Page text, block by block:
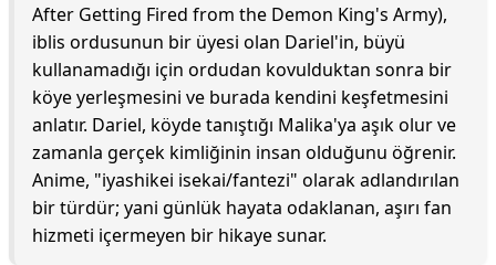
After Getting Fired from the Demon King's Army),
iblis ordusunun bir üyesi olan Dariel'in, büyü
kullanamadığı için ordudan kovulduktan sonra bir
köye yerleşmesini ve burada kendini keşfetmesini
anlatır. Dariel, köyde tanıştığı Malika'ya aşık olur ve
zamanla gerçek kimliğinin insan olduğunu öğrenir.
Anime, "iyashikei isekai/fantezi" olarak adlandırılan
bir türdür; yani günlük hayata odaklanan, aşırı fan
hizmeti içermeyen bir hikaye sunar.